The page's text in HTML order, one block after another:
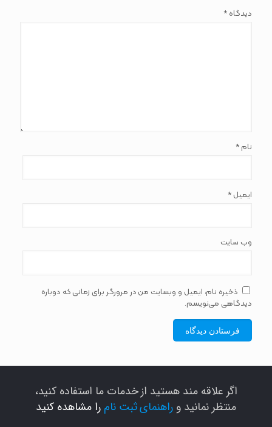
دیدگاه *
نام *
ایمیل *
وب‌ سایت
ذخیره نام، ایمیل و وبسایت من در مرورگر برای زمانی که دوباره
دیدگاهی می‌نویسم.
اگر علاقه مند هستید از خدمات ما استفاده کنید،
منتظر نمانید و راهنمای ثبت نام را مشاهده کنید